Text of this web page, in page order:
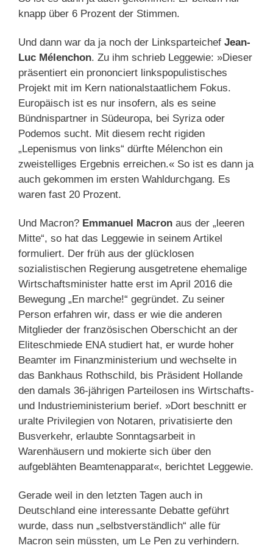
knapp über 6 Prozent der Stimmen.
Und dann war da ja noch der Linksparteichef Jean-
Luc Mélenchon. Zu ihm schrieb Leggewie: »Dieser
präsentiert ein prononciert linkspopulistisches
Projekt mit im Kern nationalstaatlichem Fokus.
Europäisch ist es nur insofern, als es seine
Bündnispartner in Südeuropa, bei Syriza oder
Podemos sucht. Mit diesem recht rigiden
„Lepenismus von links“ dürfte Mélenchon ein
zweistelliges Ergebnis erreichen.« So ist es dann ja
auch gekommen im ersten Wahldurchgang. Es
waren fast 20 Prozent.
Und Macron? Emmanuel Macron aus der „leeren
Mitte“, so hat das Leggewie in seinem Artikel
formuliert. Der früh aus der glücklosen
sozialistischen Regierung ausgetretene ehemalige
Wirtschaftsminister hatte erst im April 2016 die
Bewegung „En marche!“ gegründet. Zu seiner
Person erfahren wir, dass er wie die anderen
Mitglieder der französischen Oberschicht an der
Eliteschmiede ENA studiert hat, er wurde hoher
Beamter im Finanzministerium und wechselte in
das Bankhaus Rothschild, bis Präsident Hollande
den damals 36-jährigen Parteilosen ins Wirtschafts-
und Industrieministerium berief. »Dort beschnitt er
uralte Privilegien von Notaren, privatisierte den
Busverkehr, erlaubte Sonntagsarbeit in
Warenhäusern und mokierte sich über den
aufgeblähten Beamtenapparat«, berichtet Leggewie.
Gerade weil in den letzten Tagen auch in
Deutschland eine interessante Debatte geführt
wurde, dass nun „selbstverständlich“ alle für
Macron sein müssten, um Le Pen zu verhindern.